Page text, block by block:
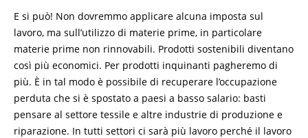
E si può! Non dovremmo applicare alcuna imposta sul
lavoro, ma sull’utilizzo di materie prime, in particolare
materie prime non rinnovabili. Prodotti sostenibili diventano
così più economici. Per prodotti inquinanti pagheremo di
più. È in tal modo è possibile di recuperare l’occupazione
perduta che si è spostato a paesi a basso salario: basti
pensare al settore tessile e altre industrie di produzione e
riparazione. In tutti settori ci sarà più lavoro perché il lavoro